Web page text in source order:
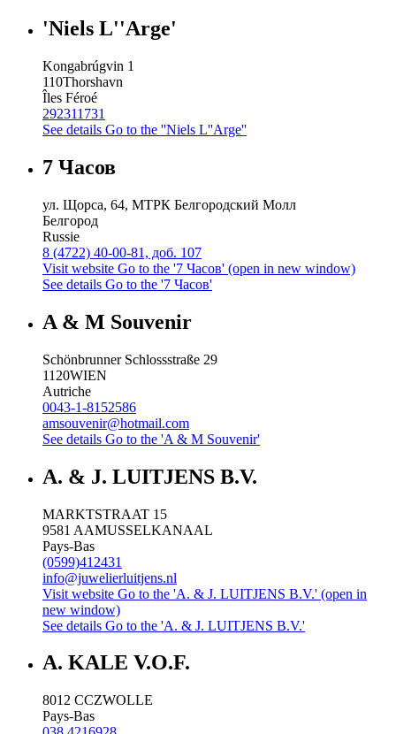
'Niels L''Arge'
Kongabrúgvin 1
110Thorshavn
Îles Féroé
292311731
See details Go to the ''Niels L''Arge''
7 Часов
ул. Щорса, 64, МТРК Белгородский Молл
Белгород
Russie
8 (4722) 40-00-81, доб. 107
Visit website Go to the '7 Часов' (open in new window)
See details Go to the '7 Часов'
A & M Souvenir
Schönbrunner Schlossstraße 29
1120WIEN
Autriche
0043-1-8152586
amsouvenir@hotmail.com
See details Go to the 'A & M Souvenir'
A. & J. LUITJENS B.V.
MARKTSTRAAT 15
9581 AAMUSSELKANAAL
Pays-Bas
(0599)412431
info@juwelierluitjens.nl
Visit website Go to the 'A. & J. LUITJENS B.V.' (open in
new window)
See details Go to the 'A. & J. LUITJENS B.V.'
A. KALE V.O.F.
8012 CCZWOLLE
Pays-Bas